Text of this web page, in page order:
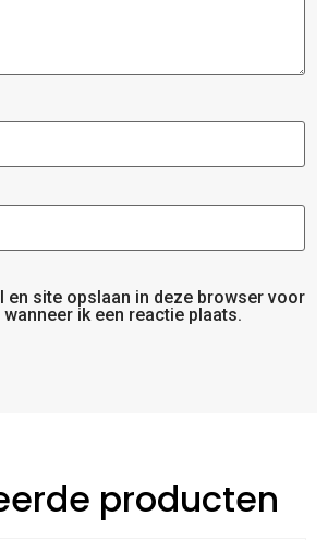
en site opslaan in deze browser voor
ik een reactie plaats.
producten